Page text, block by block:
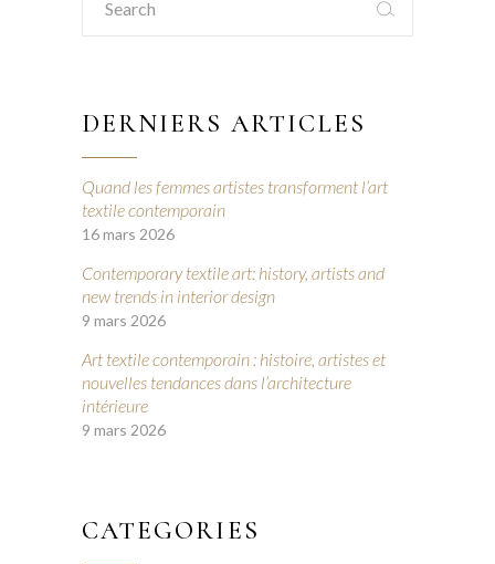
for:
DERNIERS ARTICLES
Quand les femmes artistes transforment l’art
textile contemporain
16 mars 2026
Contemporary textile art: history, artists and
new trends in interior design
9 mars 2026
Art textile contemporain : histoire, artistes et
nouvelles tendances dans l’architecture
intérieure
9 mars 2026
CATEGORIES